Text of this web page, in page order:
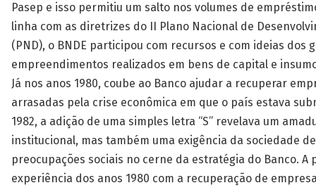
Pasep e isso permitiu um salto nos volumes de
linha com as diretrizes do II Plano Nacional de
(PND), o BNDE participou com recursos e com ideias dos
empreendimentos realizados em bens de capital e
Já nos anos 1980, coube ao Banco ajudar a recuperar
arrasadas pela crise econômica em que o país estava
1982, a adição de uma simples letra “S” revelava um
institucional, mas também uma exigência da sociedade
preocupações sociais no cerne da estratégia do Banco. A
experiência dos anos 1980 com a recuperação de